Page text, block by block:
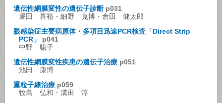
遺伝性網膜変性の遺伝子診断 p031
堀田 喜裕・細野 克博・倉田 健太郎
眼感染症主要病原体・多項目迅速PCR検査「Direct Strip
PCR」
p041
中野 聡子
遺伝性網膜変性疾患の遺伝子治療 p051
池田 康博
重粒子線治療 p059
牧島 弘和・溝田 淳